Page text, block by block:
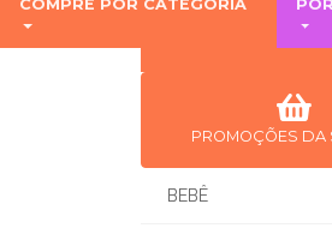
COMPRE POR CATEGORIA
PROMOÇÕES DA
BEBÊ